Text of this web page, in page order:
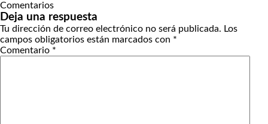
Comentarios
Deja una respuesta
Tu dirección de correo electrónico no será publicada. Los
campos obligatorios están marcados con *
Comentario *